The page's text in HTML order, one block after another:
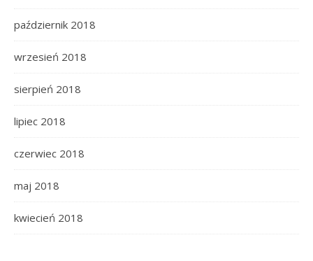
październik 2018
wrzesień 2018
sierpień 2018
lipiec 2018
czerwiec 2018
maj 2018
kwiecień 2018